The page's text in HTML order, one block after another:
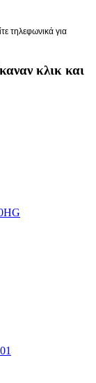
τηλεφωνικά για
κλικ και